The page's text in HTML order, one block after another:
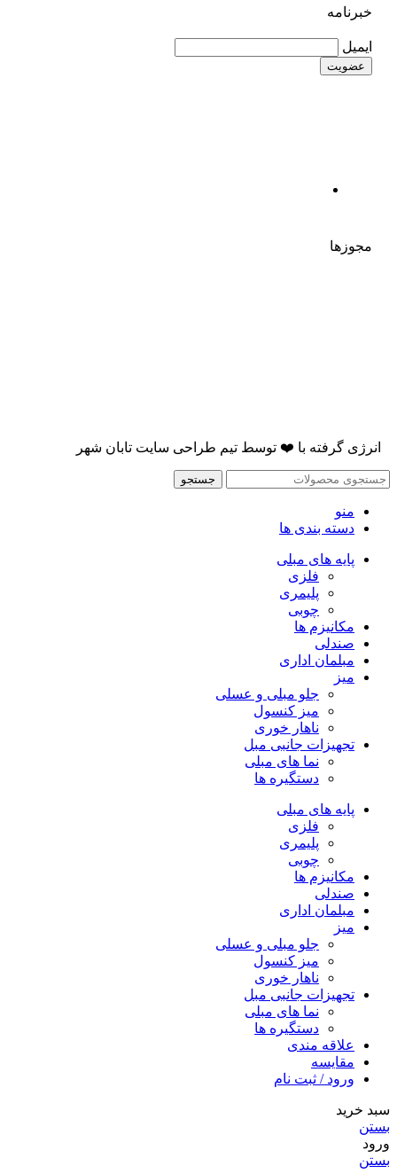
خبرنامه
ایمیل
مجوزها
انرژی گرفته با ❤️ توسط تیم طراحی سایت تابان شهر
جستجو
منو
دسته بندی ها
پایه های مبلی
فلزی
پلیمری
چوبی
مکانیزم ها
صندلی
مبلمان اداری
میز
جلو مبلی و عسلی
میز کنسول
ناهار خوری
تجهیزات جانبی مبل
نما های مبلی
دستگیره ها
پایه های مبلی
فلزی
پلیمری
چوبی
مکانیزم ها
صندلی
مبلمان اداری
میز
جلو مبلی و عسلی
میز کنسول
ناهار خوری
تجهیزات جانبی مبل
نما های مبلی
دستگیره ها
علاقه مندی
مقایسه
ورود / ثبت نام
سبد خرید
بستن
ورود
بستن